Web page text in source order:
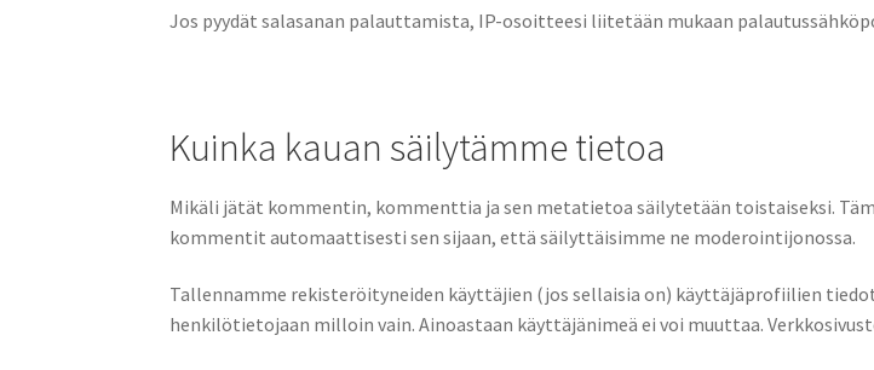
Jos pyydät salasanan palauttamista, IP-osoitteesi liitetään mukaan
Kuinka kauan säilytämme tietoa
Mikäli jätät kommentin, kommenttia ja sen metatietoa säilytetään toistaiseksi.
kommentit automaattisesti sen sijaan, että säilyttäisimme ne moderointijonossa.
Tallennamme rekisteröityneiden käyttäjien (jos sellaisia on) käyttäjäprofiilien
henkilötietojaan milloin vain. Ainoastaan käyttäjänimeä ei voi muuttaa.